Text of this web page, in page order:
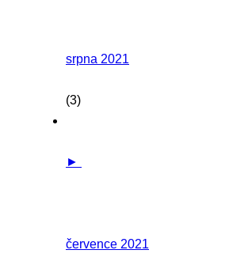
srpna 2021
(3)
►
července 2021